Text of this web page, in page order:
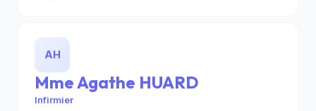
AH
Mme Agathe HUARD
Infirmier